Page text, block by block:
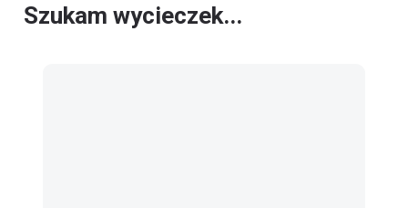
Szukam wycieczek...